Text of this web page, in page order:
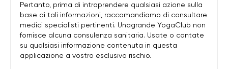
Pertanto, prima di intraprendere qualsiasi azione sulla
base di tali informazioni, raccomandiamo di consultare
medici specialisti pertinenti. Unagrande YogaClub non
fornisce alcuna consulenza sanitaria. Usate o contate
su qualsiasi informazione contenuta in questa
applicazione a vostro esclusivo rischio.